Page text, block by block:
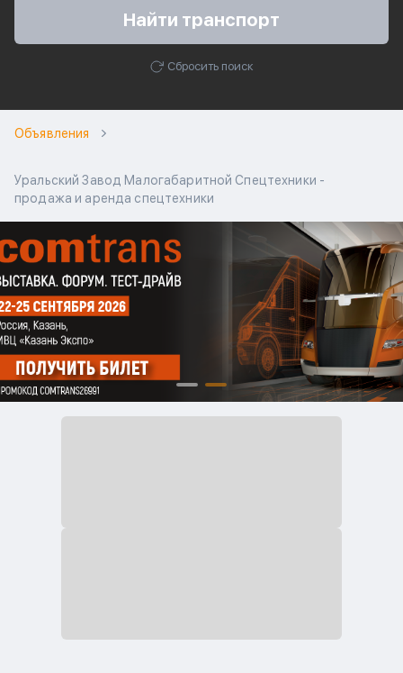
Найти транспорт
Сбросить поиск
Объявления
Уральский Завод Малогабаритной Спецтехники -
продажа и аренда спецтехники